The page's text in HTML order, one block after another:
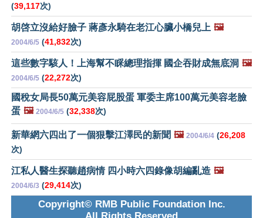
(39,117次)
胡啓立沒給好臉子 蔣彥永騎在老江心臟小橋兒上 🖼️
2004/6/5 (41,832次)
這些數字駭人！上海幫不睬總理指揮 國企吞財成無底洞 🖼️
2004/6/5 (22,272次)
國稅女局長50萬元美容屁股蛋 軍委主席100萬元美容老臉
蛋 🖼️ 2004/6/5 (32,338次)
新華網六四出了一個狠擊江澤民的新聞 🖼️ 2004/6/4 (26,208
次)
江私人醫生探聽趙病情 四小時六四錄像胡編亂造 🖼️
2004/6/3 (29,414次)
Copyright© RMB Public Foundation Inc.